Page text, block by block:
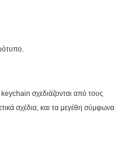
σχεδιάζονται από τους
σχέδια, και τα μεγέθη σύμφωνα